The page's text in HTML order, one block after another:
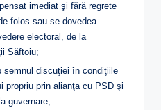
imediat şi fără regrete
folos sau se dovedea
electoral, de la
Săftoiu;
semnul discuţiei în condiţiile
propriu prin alianţa cu PSD şi
guvernare;